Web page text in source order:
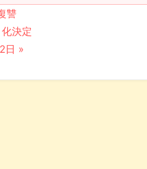
讐
決定
日 »